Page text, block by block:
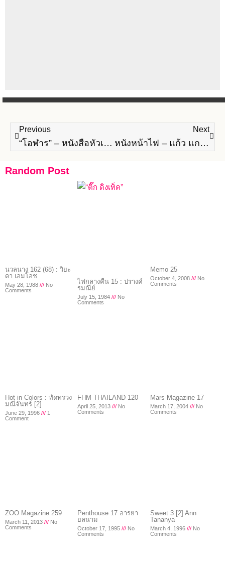
Previous
“โอฬาร” – หนังสือหัวเตียง
Next
หนังหน้าไฟ – แก้ว แกมทอง
Random Post
นวลนาง 162 (68) : วิยะ
ดา เอมโอช
May 28, 1988
No
Comments
ไฟกลางคืน 15 : ปรางค์
รมณีย์
July 15, 1984
No
Comments
Memo 25
October 4, 2008
No
Comments
Hot in Colors : ทัดทรวง
มณีจันทร์ [2]
June 29, 1996
1
Comment
FHM THAILAND 120
April 25, 2013
No
Comments
Mars Magazine 17
March 17, 2004
No
Comments
ZOO Magazine 259
March 11, 2013
No
Comments
Penthouse 17 อารยา
ยลนาม
October 17, 1995
No
Comments
Sweet 3 [2] Ann
Tananya
March 4, 1996
No
Comments